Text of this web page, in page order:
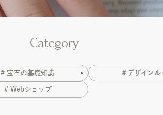
Category
# 宝石の基礎知識 # デザインル
# Webショップ